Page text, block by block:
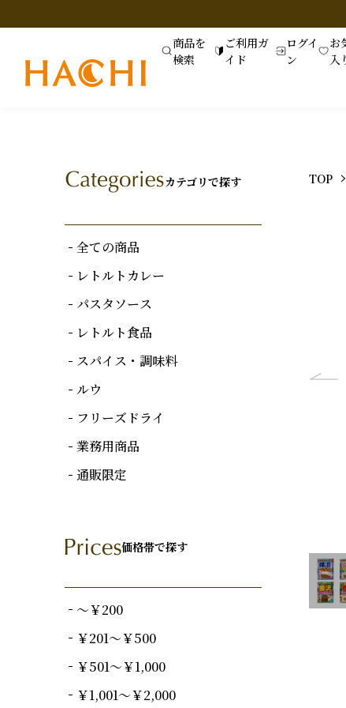
商品を
検索
ご利用ガ
イド
ログイ
ン
お
入
カテゴリで探す
全ての商品
レトルトカレー
パスタソース
レトルト食品
スパイス・調味料
ルウ
フリーズドライ
業務用商品
通販限定
価格帯で探す
～￥200
￥201～￥500
￥501～￥1,000
￥1,001～￥2,000
TOP